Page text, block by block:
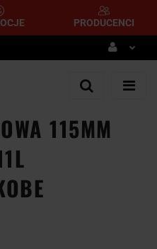
PRODUCENCI
Zaloguj się
Dodaj zgłoszenie
115MM